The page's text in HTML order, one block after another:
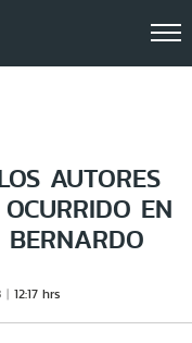
AUTORES
EN
12:17 hrs